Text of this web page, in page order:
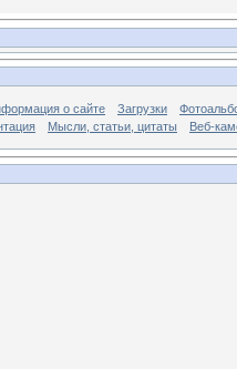
о сайте Загрузки
Мысли, статьи, цитаты Веб-